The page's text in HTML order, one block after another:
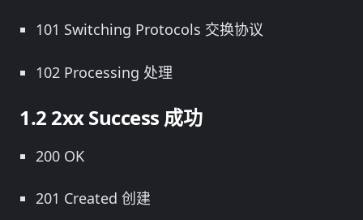
101 Switching Protocols 交换协议
102 Processing 处理
2xx Success 成功
200 OK
201 Created 创建